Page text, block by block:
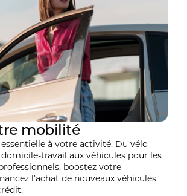
mobilité
à votre activité. Du vélo
travail aux véhicules pour les
boostez votre
l’achat de nouveaux véhicules